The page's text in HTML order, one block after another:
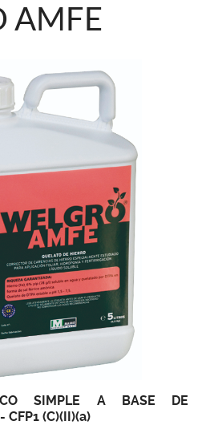
AMFE
SIMPLE A BASE DE
CFP1 (C)(II)(a)